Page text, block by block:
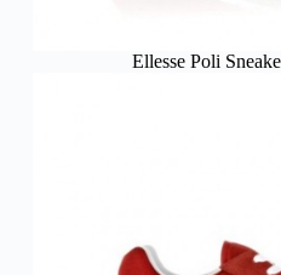
Ellesse Poli